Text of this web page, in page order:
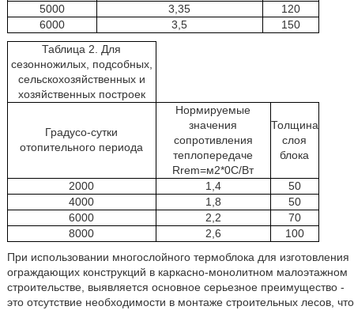
5000
3,35
120
6000
3,5
150
Таблица 2. Для
сезонножилых, подсобных,
сельскохозяйственных и
хозяйственных построек
Градусо-сутки
отопительного периода
Нормируемые
значения
сопротивления
теплопередаче
Rrem=м2*0С/Вт
Толщина
слоя
блока
2000 1,4
50
4000
1,8
50
6000
2,2
70
8000
2,6
100
При использовании многослойного термоблока для изготовления
ограждающих конструкций в каркасно-монолитном малоэтажном
строительстве, выявляется основное серьезное преимущество -
это отсутствие необходимости в монтаже строительных лесов, что